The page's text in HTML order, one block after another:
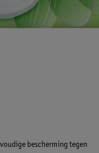
bescherming tegen